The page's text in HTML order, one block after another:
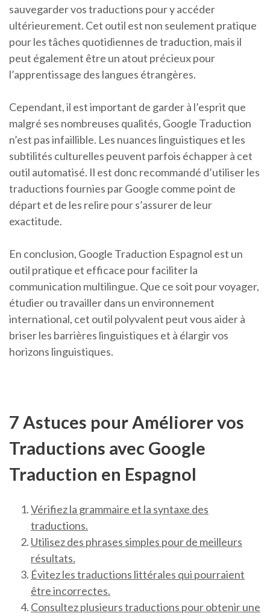
sauvegarder vos traductions pour y accéder
ultérieurement. Cet outil est non seulement pratique
pour les tâches quotidiennes de traduction, mais il
peut également être un atout précieux pour
l’apprentissage des langues étrangères.
Cependant, il est important de garder à l’esprit que
malgré ses nombreuses qualités, Google Traduction
n’est pas infaillible. Les nuances linguistiques et les
subtilités culturelles peuvent parfois échapper à cet
outil automatisé. Il est donc recommandé d’utiliser les
traductions fournies par Google comme point de
départ et de les relire pour s’assurer de leur
exactitude.
En conclusion, Google Traduction Espagnol est un
outil pratique et efficace pour faciliter la
communication multilingue. Que ce soit pour voyager,
étudier ou travailler dans un environnement
international, cet outil polyvalent peut vous aider à
briser les barrières linguistiques et à élargir vos
horizons linguistiques.
7 Astuces pour Améliorer vos
Traductions avec Google
Traduction en Espagnol
Vérifiez la grammaire et la syntaxe des
traductions.
Utilisez des phrases simples pour de meilleurs
résultats.
Évitez les traductions littérales qui pourraient
être incorrectes.
Consultez plusieurs traductions pour obtenir une